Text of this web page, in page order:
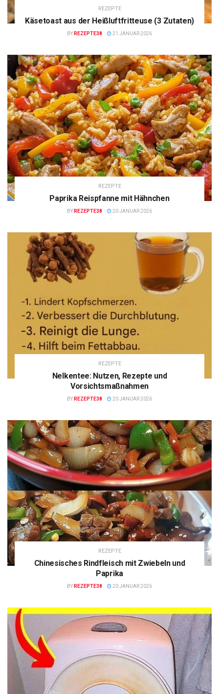
REZEPTE
Käsetoast aus der Heißluftfritteuse (3 Zutaten)
BY REZEPTE38 21 JANUAR 2026
REZEPTE
Paprika Reispfanne mit Hähnchen
BY REZEPTE38 20 JANUAR 2026
REZEPTE
Nelkentee: Nutzen, Rezepte und
Vorsichtsmaßnahmen
BY REZEPTE38 20 JANUAR 2026
REZEPTE
Chinesisches Rindfleisch mit Zwiebeln und
Paprika
BY REZEPTE38 20 JANUAR 2026